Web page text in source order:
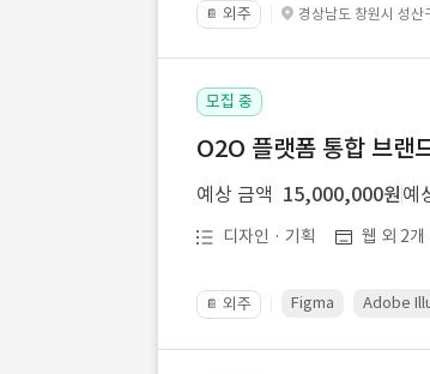
📔 외주 경상남도 창원시 성산
모집 중
O2O 플랫폼 통합 브랜
예상 금액 15,000,000원 예
디자인 · 기획 웹 외 2개
📔 외주 Figma Adobe